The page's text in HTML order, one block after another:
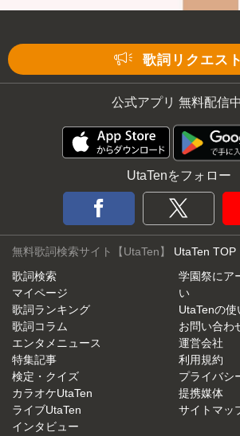
歌詞リクエスト
公式アプリ 無料配信
UtaTenをフォロー
無料歌詞検索サイト【UtaTen】 UtaTen TOP
歌詞検索
マイページ
歌詞ランキング
歌詞コラム
エンタメニュース
特集記事
検定・クイズ
カラオケUtaTen
ライブUtaTen
インタビュー
学園祭にア
い
UtaTenの使
お問い合わ
運営会社
利用規約
プライバシ
提携媒体
サイトマッ